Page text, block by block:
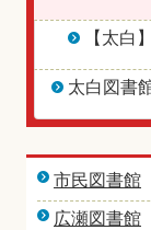
【太白
太白図書
市民図書館
広瀬図書館